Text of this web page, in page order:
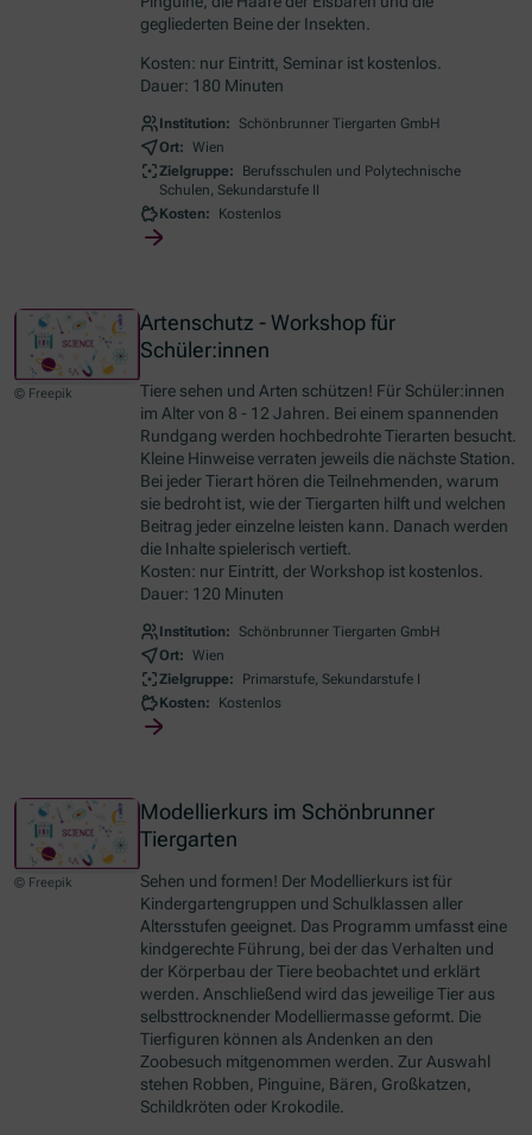
gegliederten Beine der Insekten.
Kosten: nur Eintritt, Seminar ist kostenlos.
Dauer: 180 Minuten
Institution:
Schönbrunner Tiergarten GmbH
Ort: Wien
Zielgruppe:
Berufsschulen und Polytechnische
Schulen, Sekundarstufe II
Kosten:
Kostenlos
© Freepik
Artenschutz - Workshop für
Schüler:innen
Tiere sehen und Arten schützen! Für Schüler:innen
im Alter von 8 - 12 Jahren. Bei einem spannenden
Rundgang werden hochbedrohte Tierarten besucht.
Kleine Hinweise verraten jeweils die nächste Station.
Bei jeder Tierart hören die Teilnehmenden, warum
sie bedroht ist, wie der Tiergarten hilft und welchen
Beitrag jeder einzelne leisten kann. Danach werden
die Inhalte spielerisch vertieft.
Kosten: nur Eintritt, der Workshop ist kostenlos.
Dauer: 120 Minuten
Institution:
Schönbrunner Tiergarten GmbH
Ort: Wien
Zielgruppe:
Primarstufe, Sekundarstufe I
Kosten:
Kostenlos
© Freepik
Modellierkurs im Schönbrunner
Tiergarten
Sehen und formen! Der Modellierkurs ist für
Kindergartengruppen und Schulklassen aller
Altersstufen geeignet. Das Programm umfasst eine
kindgerechte Führung, bei der das Verhalten und
der Körperbau der Tiere beobachtet und erklärt
werden. Anschließend wird das jeweilige Tier aus
selbsttrocknender Modelliermasse geformt. Die
Tierfiguren können als Andenken an den
Zoobesuch mitgenommen werden. Zur Auswahl
stehen Robben, Pinguine, Bären, Großkatzen,
Schildkröten oder Krokodile.